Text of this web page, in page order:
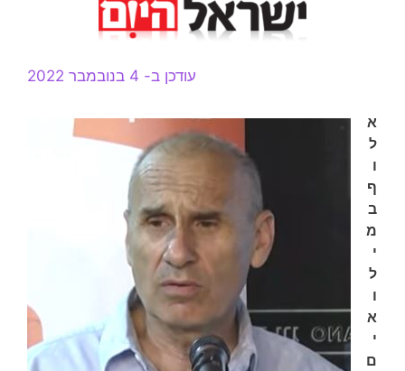
עודכן ב- 4 בנובמבר 2022
א
ל
ו
ף
ב
מ
י
ל
ו
א
י
ם